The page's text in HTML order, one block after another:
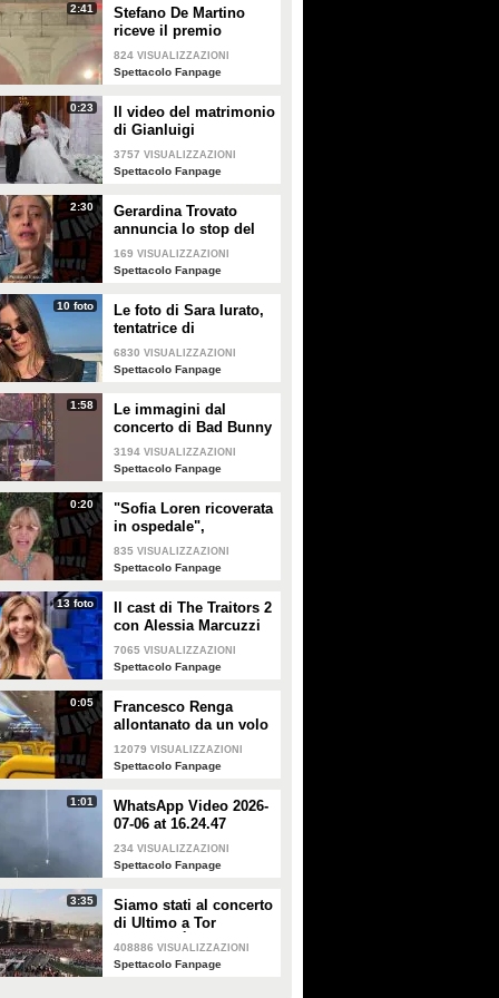
2:41
Stefano De Martino
riceve il premio
intitolato al padre
Enrico
824 VISUALIZZAZIONI
Spettacolo Fanpage
0:23
Il video del matrimonio
di Gianluigi
Donnarumma e Alessia
Elefante
3757 VISUALIZZAZIONI
Spettacolo Fanpage
2:30
Gerardina Trovato
annuncia lo stop del
tour per problemi di
salute
169 VISUALIZZAZIONI
Spettacolo Fanpage
10 foto
Le foto di Sara Iurato,
tentatrice di
Temptation Island 2026
6830 VISUALIZZAZIONI
Spettacolo Fanpage
1:58
Le immagini dal
concerto di Bad Bunny
a Milano
3194 VISUALIZZAZIONI
Spettacolo Fanpage
0:20
"Sofia Loren ricoverata
in ospedale",
Alessandra Mussolini
smentisce: "È serena e
835 VISUALIZZAZIONI
Spettacolo Fanpage
13 foto
Il cast di The Traitors 2
con Alessia Marcuzzi
7065 VISUALIZZAZIONI
Spettacolo Fanpage
0:05
Francesco Renga
allontanato da un volo
Ryanair dopo una
discussione con gli
12079 VISUALIZZAZIONI
Spettacolo Fanpage
1:01
WhatsApp Video 2026-
07-06 at 16.24.47
234 VISUALIZZAZIONI
Spettacolo Fanpage
3:35
Siamo stati al concerto
di Ultimo a Tor
Vergata: "È il giorno
che aspettavo, questa è
408886 VISUALIZZAZIONI
Spettacolo Fanpage